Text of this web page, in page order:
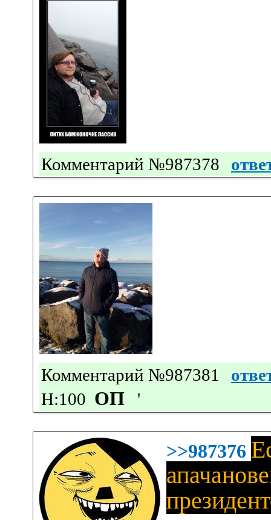
Комментарий №987378
Комментарий №987381
Н:100 ОП '
>>987376